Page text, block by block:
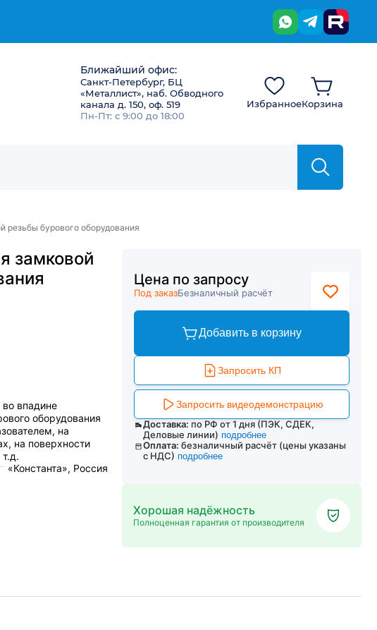
Ближайший офис:
Санкт-Петербург, БЦ
«Металлист», наб. Обводного
канала д. 150, оф. 519
Пн-Пт: с 9:00 до 18:00
ИзбранноеКорзина
резьбы бурового оборудования
замковой
впадине
оборудования
на
на поверхности
«Константа», Россия
Цена по запросу
Под заказБезналичный расчёт
Добавить в корзину
Запросить КП
Запросить видеодемонстрацию
Доставка: по РФ от 1 дня (ПЭК, СДЕК,
Деловые линии) подробнее
Оплата: безналичный расчёт (цены указаны
с НДС) подробнее
Хорошая надёжность
Полноценная гарантия от производителя